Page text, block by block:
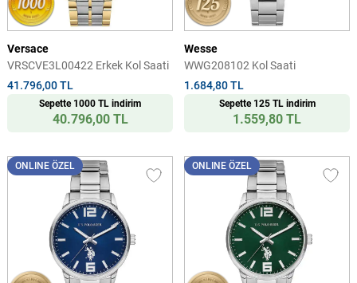
Versace
VRSCVE3L00422 Erkek Kol Saati
41.796,00 TL
Sepette 1000 TL indirim
40.796,00 TL
Wesse
WWG208102 Kol Saati
1.684,80 TL
Sepette 125 TL indirim
1.559,80 TL
ONLINE ÖZEL ONLINE ÖZEL